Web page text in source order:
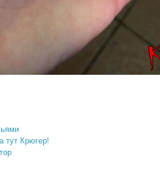
тут Крюгер!